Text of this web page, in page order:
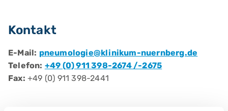
Kontakt
E-Mail: pneumologie@klinikum-nuernberg.de
Telefon: +49 (0) 911 398-2674 /-2675
Fax: +49 (0) 911 398-2441